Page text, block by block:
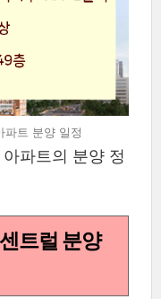
파트 분양 일정
파트의 분양 정
트럴 분양